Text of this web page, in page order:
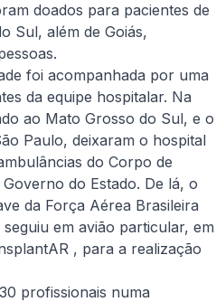
doados para pacientes de
Sul, além de Goiás,
foi acompanhada por uma
da equipe hospitalar. Na
ao Mato Grosso do Sul, e o
Paulo, deixaram o hospital
do Corpo de
do Estado. De lá, o
da Força Aérea Brasileira
em avião particular, em
, para a realização
profissionais numa